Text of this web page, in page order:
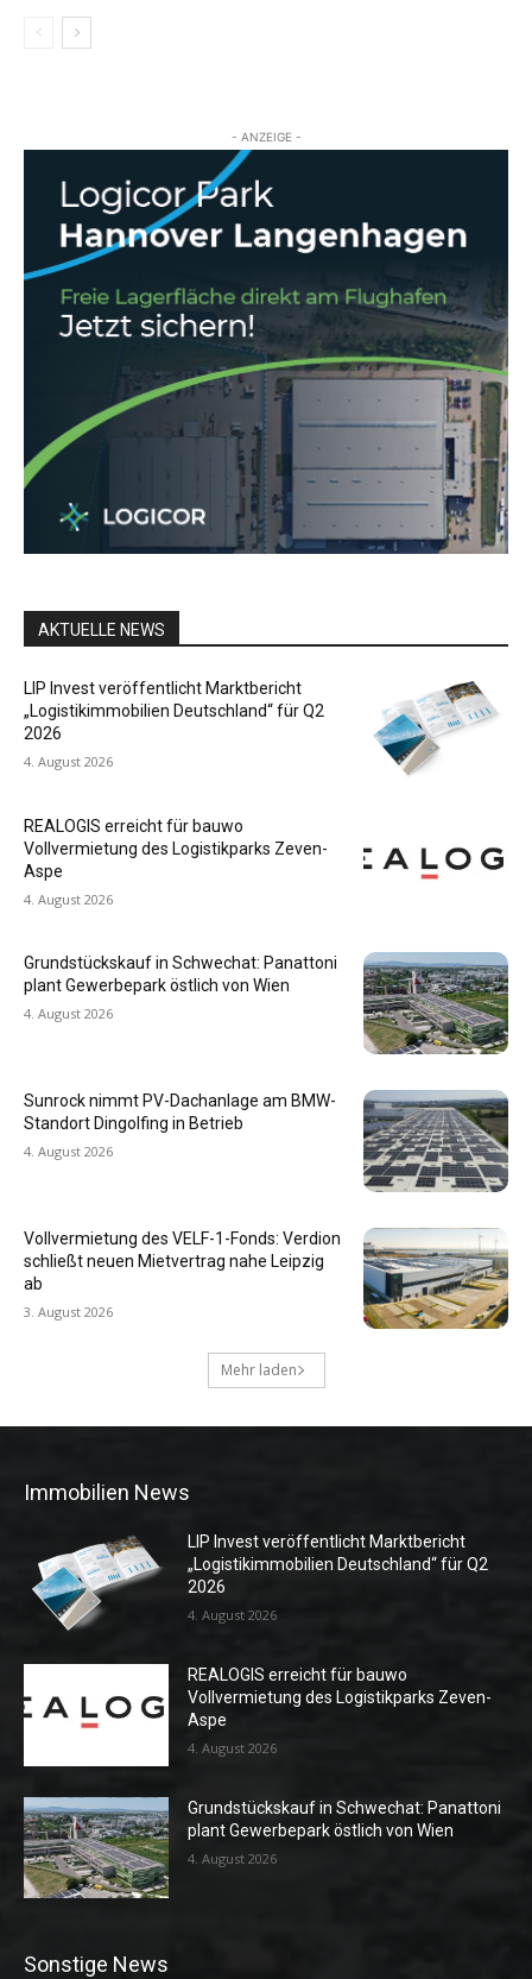
- ANZEIGE -
AKTUELLE NEWS
LIP Invest veröffentlicht Marktbericht
„Logistikimmobilien Deutschland“ für Q2
2026
4. August 2026
REALOGIS erreicht für bauwo
Vollvermietung des Logistikparks Zeven-
Aspe
4. August 2026
Grundstückskauf in Schwechat: Panattoni
plant Gewerbepark östlich von Wien
4. August 2026
Sunrock nimmt PV-Dachanlage am BMW-
Standort Dingolfing in Betrieb
4. August 2026
Vollvermietung des VELF-1-Fonds: Verdion
schließt neuen Mietvertrag nahe Leipzig
ab
3. August 2026
Mehr laden
Immobilien News
LIP Invest veröffentlicht Marktbericht
„Logistikimmobilien Deutschland“ für Q2
2026
4. August 2026
REALOGIS erreicht für bauwo
Vollvermietung des Logistikparks Zeven-
Aspe
4. August 2026
Grundstückskauf in Schwechat: Panattoni
plant Gewerbepark östlich von Wien
4. August 2026
Sonstige News